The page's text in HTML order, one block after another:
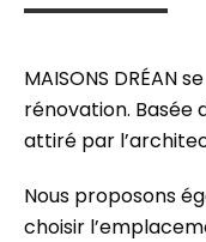
MAISONS
rénovation. Basée
attiré par
Nous proposons
choisir